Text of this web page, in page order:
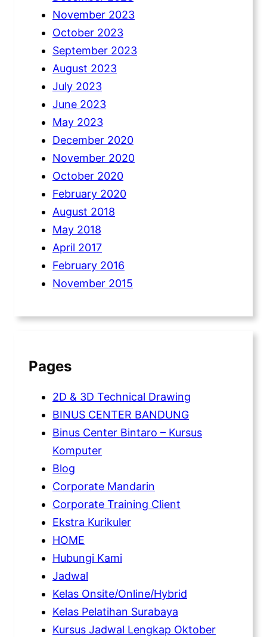
November 2023
October 2023
September 2023
August 2023
July 2023
June 2023
May 2023
December 2020
November 2020
October 2020
February 2020
August 2018
May 2018
April 2017
February 2016
November 2015
Pages
2D & 3D Technical Drawing
BINUS CENTER BANDUNG
Binus Center Bintaro – Kursus
Komputer
Blog
Corporate Mandarin
Corporate Training Client
Ekstra Kurikuler
HOME
Hubungi Kami
Jadwal
Kelas Onsite/Online/Hybrid
Kelas Pelatihan Surabaya
Kursus Jadwal Lengkap Oktober